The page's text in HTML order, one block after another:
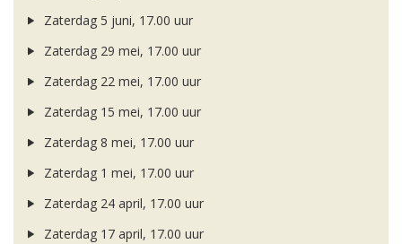
Zaterdag 5 juni, 17.00 uur
Zaterdag 29 mei, 17.00 uur
Zaterdag 22 mei, 17.00 uur
Zaterdag 15 mei, 17.00 uur
Zaterdag 8 mei, 17.00 uur
Zaterdag 1 mei, 17.00 uur
Zaterdag 24 april, 17.00 uur
Zaterdag 17 april, 17.00 uur